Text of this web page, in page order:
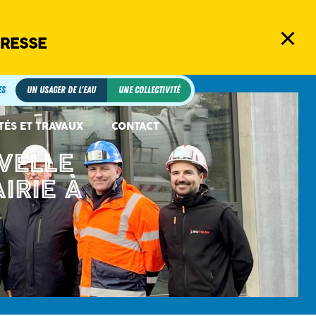
Un usager de l'eau Une collectivité
ET TRAVAUX CONTACT
À